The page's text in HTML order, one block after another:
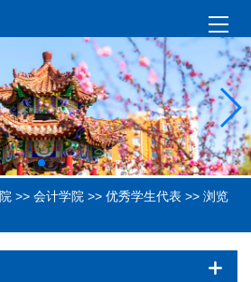
>> 会计学院 >> 优秀学生代表 >> 浏览